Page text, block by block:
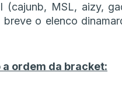
(cajunb, MSL, aizy,
o elenco
ordem da bracket: